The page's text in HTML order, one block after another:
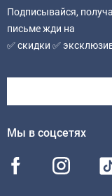
Подписывайся,
письме жди на
✅ скидки ✅
Мы в соцсетях